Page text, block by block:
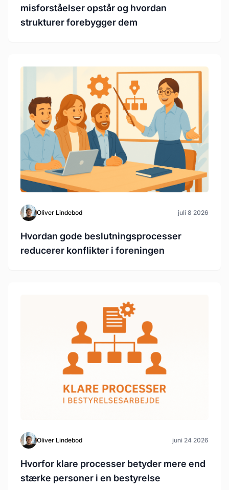
misforståelser opstår og hvordan
strukturer forebygger dem
Oliver Lindebod juli 8 2026
Hvordan gode beslutningsprocesser
reducerer konflikter i foreningen
Oliver Lindebod juni 24 2026
Hvorfor klare processer betyder mere end
stærke personer i en bestyrelse